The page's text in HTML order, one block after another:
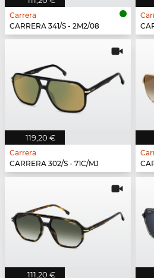
Carrera
CARRERA 341/S - 2M2/08
119,20 €
Carrera
CARRERA 302/S - 71C/MJ
111,20 €